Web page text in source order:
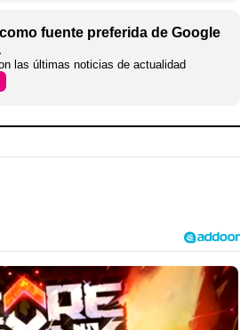
como fuente preferida de Google
las últimas noticias de actualidad